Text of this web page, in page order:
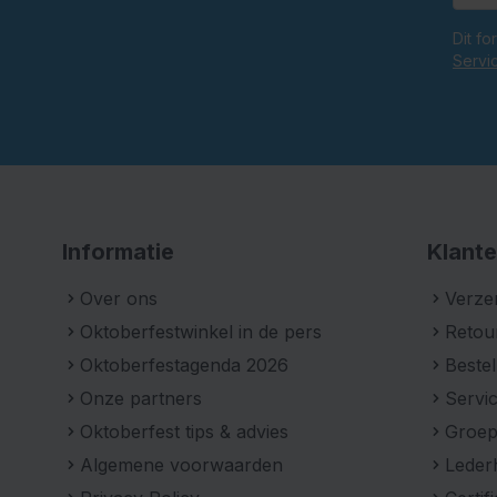
Dit
Informatie
Over ons
Oktoberfestwinkel in de pers
Oktoberfestagenda 2026
Onze partners
Oktoberfest tips & advies
Algemene voorwaarden